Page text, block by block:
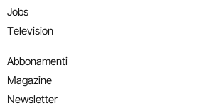
Jobs
Television
Abbonamenti
Magazine
Newsletter